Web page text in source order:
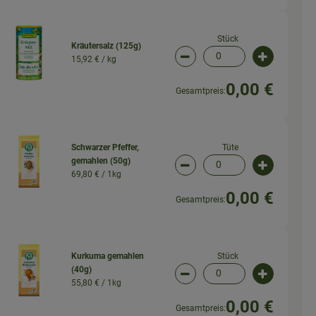
ändern
Kräutersalz (125g)
15,92 € / kg
Stück
Artikelanzahl verringern
Gesamtpreis:0,00 €
ändern
Schwarzer Pfeffer,
gemahlen (50g)
69,80 € / 1kg
Tüte
Artikelanzahl verringern
Gesamtpreis:0,00 €
ändern
Kurkuma gemahlen
(40g)
55,80 € / 1kg
Stück
Artikelanzahl verringern
Gesamtpreis:0,00 €